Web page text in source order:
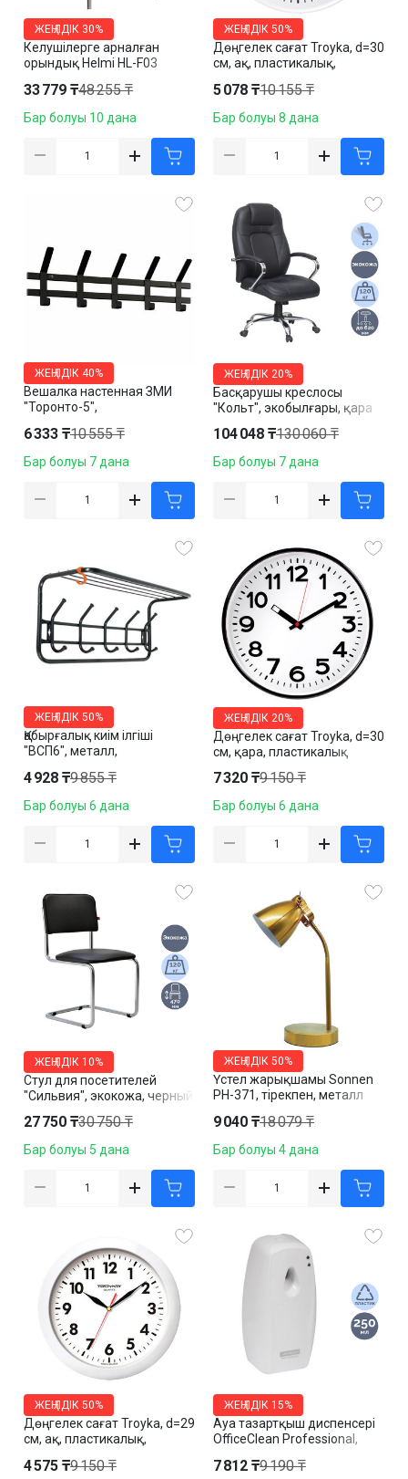
Келушілерге арналған
орындық Helmi HL-F03
жаңғақ түсті
ЖЕҢІЛДІК 30%
33 779 ₸48 255 ₸
Бар болуы 10 дана
Дөңгелек сағат Troyka, d=30
см, ақ, пластикалық,
ЖЕҢІЛДІК 50%
5 078 ₸10 155 ₸
Бар болуы 8 дана
Вешалка настенная ЗМИ
"Торонто-5",
мм, черная
ЖЕҢІЛДІК 40%
6 333 ₸10 555 ₸
Бар болуы 7 дана
Басқарушы креслосы
"Кольт", экобылғары, қара
ЖЕҢІЛДІК 20%
104 048 ₸130 060 ₸
Бар болуы 7 дана
Қабырғалық киім ілгіші
"ВСП6", металл,
ЖЕҢІЛДІК 50%
4 928 ₸9 855 ₸
Бар болуы 6 дана
Дөңгелек сағат Troyka, d=30
см, қара, пластикалық
ЖЕҢІЛДІК 20%
7 320 ₸9 150 ₸
Бар болуы 6 дана
Стул для посетителей
"Сильвия", экокожа, черный
ЖЕҢІЛДІК 10%
27 750 ₸30 750 ₸
Бар болуы 5 дана
Үстел жарықшамы Sonnen
PH-371, тірекпен, металл
ЖЕҢІЛДІК 50%
9 040 ₸18 079 ₸
Бар болуы 4 дана
Дөңгелек сағат Troyka, d=29
см, ақ, пластикалық,
ЖЕҢІЛДІК 50%
4 575 ₸9 150 ₸
Ауа тазартқыш диспенсері
OfficeClean Professional,
ЖЕҢІЛДІК 15%
7 812 ₸9 190 ₸